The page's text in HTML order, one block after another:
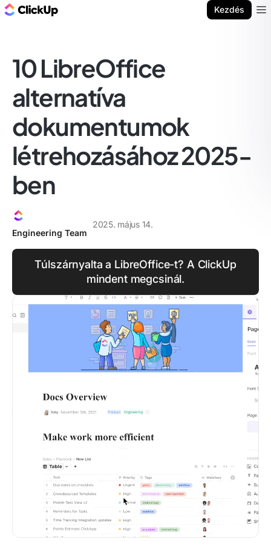
Kezdés
10 LibreOffice
alternatíva
dokumentumok
létrehozásához 2025-
ben
Engineering Team
2025. május 14.
Túlszárnyalta a LibreOffice-t? A ClickUp
mindent megcsinál.